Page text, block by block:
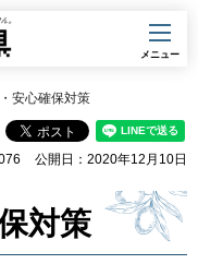
メニュー
安心確保対策
公開日：2020年12月10日
対策